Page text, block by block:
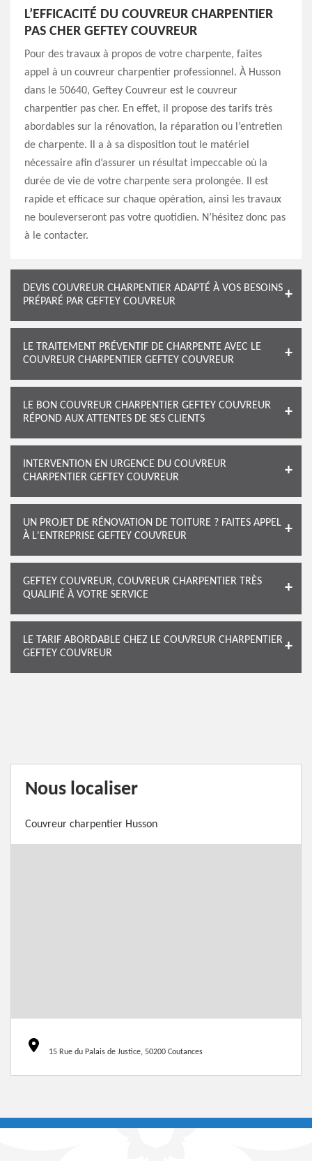
L’EFFICACITÉ DU COUVREUR CHARPENTIER
PAS CHER GEFTEY COUVREUR
Pour des travaux à propos de votre charpente, faites
appel à un couvreur charpentier professionnel. À Husson
dans le 50640, Geftey Couvreur est le couvreur
charpentier pas cher. En effet, il propose des tarifs très
abordables sur la rénovation, la réparation ou l’entretien
de charpente. Il a à sa disposition tout le matériel
nécessaire afin d’assurer un résultat impeccable où la
durée de vie de votre charpente sera prolongée. Il est
rapide et efficace sur chaque opération, ainsi les travaux
ne bouleverseront pas votre quotidien. N’hésitez donc pas
à le contacter.
DEVIS COUVREUR CHARPENTIER ADAPTÉ À VOS BESOINS
PRÉPARÉ PAR GEFTEY COUVREUR
LE TRAITEMENT PRÉVENTIF DE CHARPENTE AVEC LE
COUVREUR CHARPENTIER GEFTEY COUVREUR
LE BON COUVREUR CHARPENTIER GEFTEY COUVREUR
RÉPOND AUX ATTENTES DE SES CLIENTS
INTERVENTION EN URGENCE DU COUVREUR
CHARPENTIER GEFTEY COUVREUR
UN PROJET DE RÉNOVATION DE TOITURE ? FAITES APPEL
À L'ENTREPRISE GEFTEY COUVREUR
GEFTEY COUVREUR, COUVREUR CHARPENTIER TRÈS
QUALIFIÉ À VOTRE SERVICE
LE TARIF ABORDABLE CHEZ LE COUVREUR CHARPENTIER
GEFTEY COUVREUR
Nous localiser
Couvreur charpentier Husson
15 Rue du Palais de Justice, 50200 Coutances